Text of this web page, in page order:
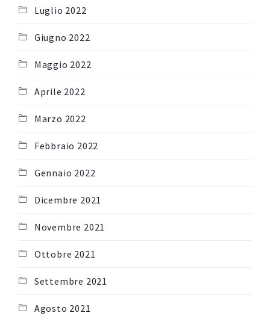
Luglio 2022
Giugno 2022
Maggio 2022
Aprile 2022
Marzo 2022
Febbraio 2022
Gennaio 2022
Dicembre 2021
Novembre 2021
Ottobre 2021
Settembre 2021
Agosto 2021